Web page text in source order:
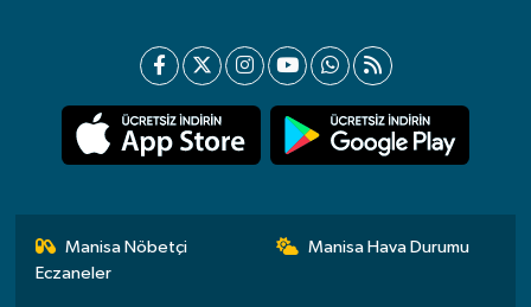
Manisa Nöbetçi
Eczaneler
Manisa Hava Durumu